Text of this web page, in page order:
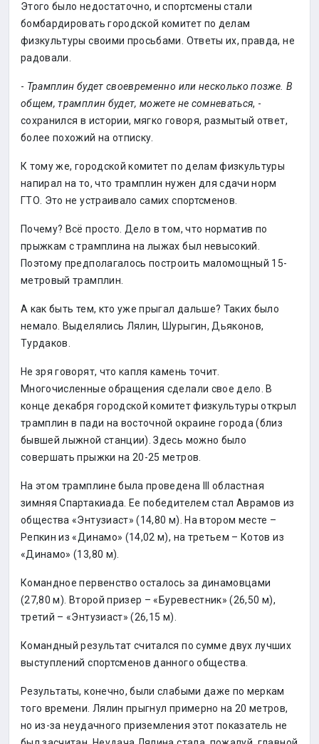
Этого было недостаточно, и спортсмены стали
бомбардировать городской комитет по делам
физкультуры своими просьбами. Ответы их, правда, не
радовали.
- Трамплин будет своевременно или несколько позже. В
общем, трамплин будет, можете не сомневаться, -
сохранился в истории, мягко говоря, размытый ответ,
более похожий на отписку.
К тому же, городской комитет по делам физкультуры
напирал на то, что трамплин нужен для сдачи норм
ГТО. Это не устраивало самих спортсменов.
Почему? Всё просто. Дело в том, что норматив по
прыжкам с трамплина на лыжах был невысокий.
Поэтому предполагалось построить маломощный 15-
метровый трамплин.
А как быть тем, кто уже прыгал дальше? Таких было
немало. Выделялись Лялин, Шурыгин, Дьяконов,
Турдаков.
Не зря говорят, что капля камень точит.
Многочисленные обращения сделали свое дело. В
конце декабря городской комитет физкультуры открыл
трамплин в пади на восточной окраине города (близ
бывшей лыжной станции). Здесь можно было
совершать прыжки на 20-25 метров.
На этом трамплине была проведена III областная
зимняя Спартакиада. Ее победителем стал Аврамов из
общества «Энтузиаст» (14,80 м). На втором месте –
Репкин из «Динамо» (14,02 м), на третьем – Котов из
«Динамо» (13,80 м).
Командное первенство осталось за динамовцами
(27,80 м). Второй призер – «Буревестник» (26,50 м),
третий – «Энтузиаст» (26,15 м).
Командный результат считался по сумме двух лучших
выступлений спортсменов данного общества.
Результаты, конечно, были слабыми даже по меркам
того времени. Лялин прыгнул примерно на 20 метров,
но из-за неудачного приземления этот показатель не